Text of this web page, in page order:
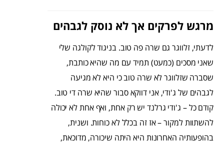
מרגש לפרקים אך לא נוסק לגבהים
לדעתי, זלווגר גם שרה פה טוב. בניגוד לקולגה שלי
שאני מסכים (כמעט) תמיד עם מה שהיא כותבת,
שסברה שזלווגר לא שרה טוב כי היא לא מגיעה
לגבהים של ג'ודי, אני דווקא סבור שהיא שרה די טוב.
קודם כל – ג'ודי גרלנד יש רק אחת, ואף אחת לא יכולה
להשתוות למקור – אז זה בכלל לא כוחות. ושנית,
בהופעותיה האחרונות היא היתה שיכורה, מדוכאת,